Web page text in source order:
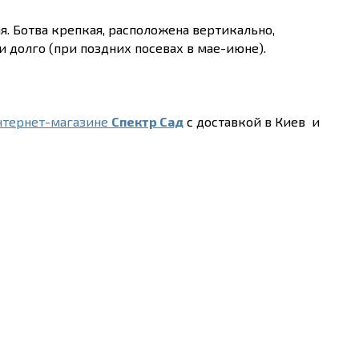
Ботва крепкая, расположена вертикально,
долго (при поздних посевах в мае-июне).
магазине Спектр Сад с доставкой в Киев и